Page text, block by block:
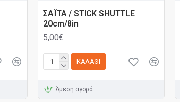
ΣΑΪΤΑ / STICK SHUTTLE
20cm/8in
5,00€
ΚΑΛΆΘΙ
Άμεση αγορά